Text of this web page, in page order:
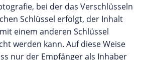
bei der das Verschlüsseln
Schlüssel erfolgt, der Inhalt
einem anderen Schlüssel
werden kann. Auf diese Weise
nur der Empfänger als Inhaber